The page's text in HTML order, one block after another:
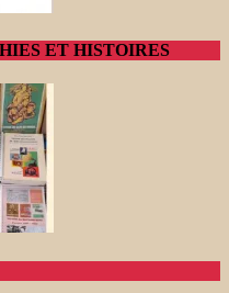
ET HISTOIRES